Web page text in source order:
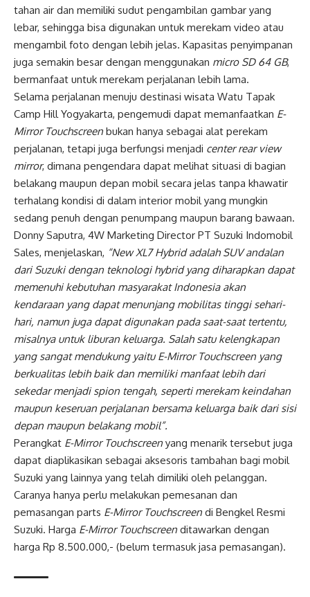
tahan air dan memiliki sudut pengambilan gambar yang
lebar, sehingga bisa digunakan untuk merekam video atau
mengambil foto dengan lebih jelas. Kapasitas penyimpanan
juga semakin besar dengan menggunakan micro SD 64 GB,
bermanfaat untuk merekam perjalanan lebih lama.
Selama perjalanan menuju destinasi wisata Watu Tapak
Camp Hill Yogyakarta, pengemudi dapat memanfaatkan E-
Mirror Touchscreen bukan hanya sebagai alat perekam
perjalanan, tetapi juga berfungsi menjadi center rear view
mirror, dimana pengendara dapat melihat situasi di bagian
belakang maupun depan mobil secara jelas tanpa khawatir
terhalang kondisi di dalam interior mobil yang mungkin
sedang penuh dengan penumpang maupun barang bawaan.
Donny Saputra, 4W Marketing Director PT Suzuki Indomobil
Sales, menjelaskan, “New XL7 Hybrid adalah SUV andalan
dari Suzuki dengan teknologi hybrid yang diharapkan dapat
memenuhi kebutuhan masyarakat Indonesia akan
kendaraan yang dapat menunjang mobilitas tinggi sehari-
hari, namun juga dapat digunakan pada saat-saat tertentu,
misalnya untuk liburan keluarga. Salah satu kelengkapan
yang sangat mendukung yaitu E-Mirror Touchscreen yang
berkualitas lebih baik dan memiliki manfaat lebih dari
sekedar menjadi spion tengah, seperti merekam keindahan
maupun keseruan perjalanan bersama keluarga baik dari sisi
depan maupun belakang mobil”.
Perangkat E-Mirror Touchscreen yang menarik tersebut juga
dapat diaplikasikan sebagai aksesoris tambahan bagi mobil
Suzuki yang lainnya yang telah dimiliki oleh pelanggan.
Caranya hanya perlu melakukan pemesanan dan
pemasangan parts E-Mirror Touchscreen di Bengkel Resmi
Suzuki. Harga E-Mirror Touchscreen ditawarkan dengan
harga Rp 8.500.000,- (belum termasuk jasa pemasangan).